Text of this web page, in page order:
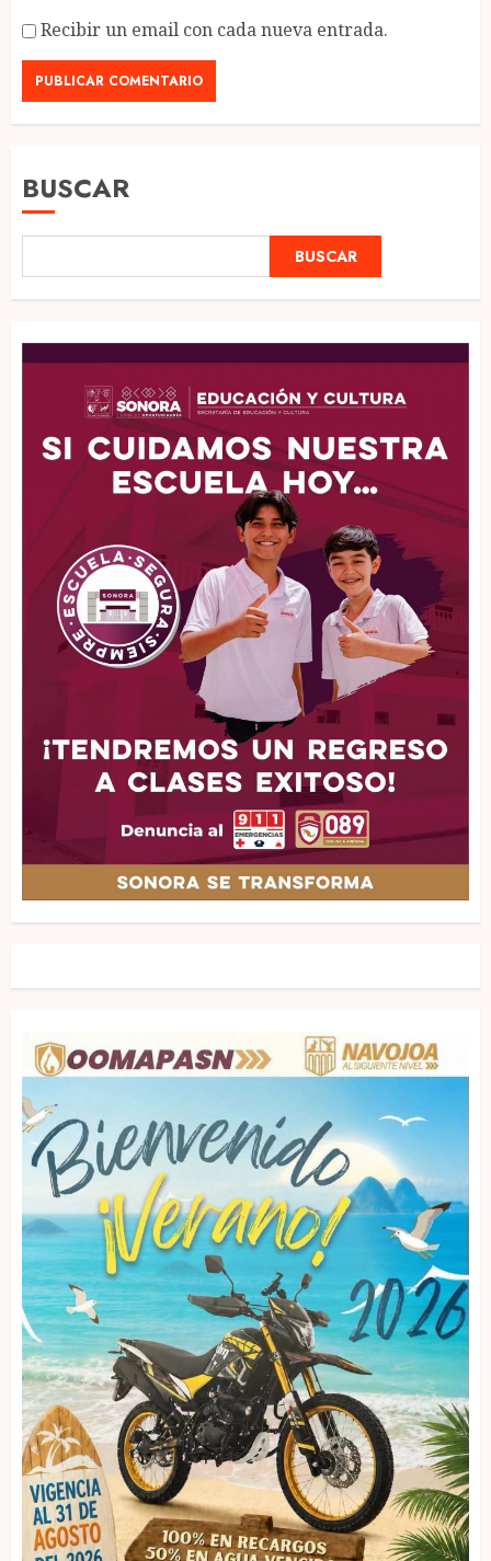
Recibir un email con cada nueva entrada.
BUSCAR
BUSCAR